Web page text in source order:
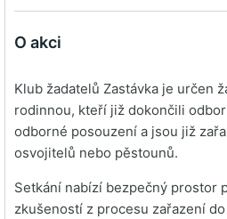
O akci
Klub žadatelů Zastávka je určen
rodinnou, kteří již dokončili
odborné posouzení a jsou již
osvojitelů nebo pěstounů.
Setkání nabízí bezpečný prostor
zkušeností z procesu zařazení